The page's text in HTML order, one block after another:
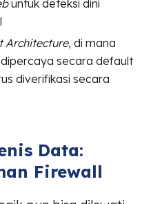
untuk deteksi dini
Architecture, di mana
secara default
diverifikasi secara
Data:
Firewall